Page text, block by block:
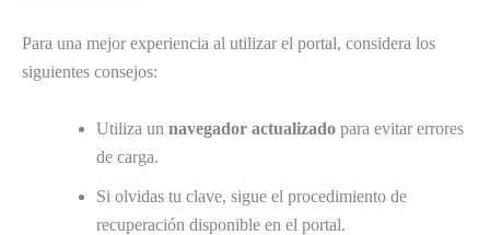
Para una mejor experiencia al utilizar el portal, considera los
siguientes consejos:
Utiliza un navegador actualizado para evitar errores
de carga.
Si olvidas tu clave, sigue el procedimiento de
recuperación disponible en el portal.